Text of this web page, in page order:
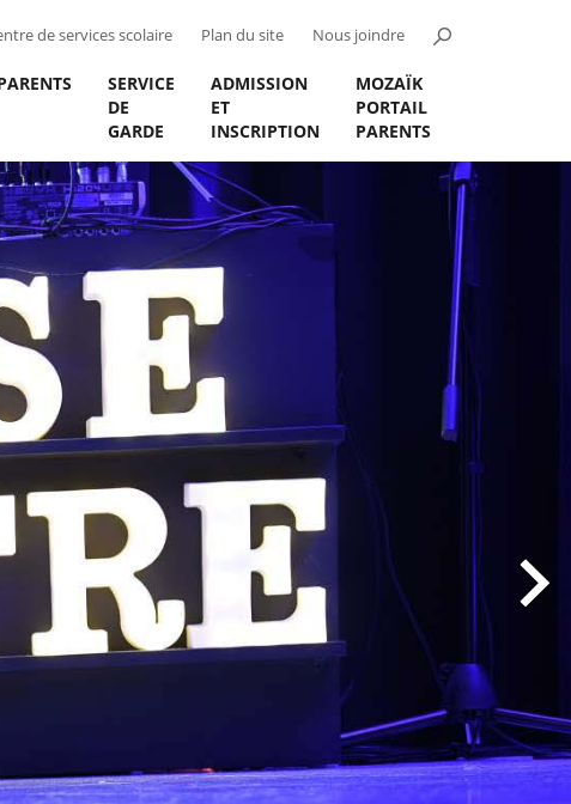
de services scolaire Plan du site Nous joindre
SERVICE
DE
GARDE
ADMISSION
ET
INSCRIPTION
MOZAÏK
PORTAIL
PARENTS